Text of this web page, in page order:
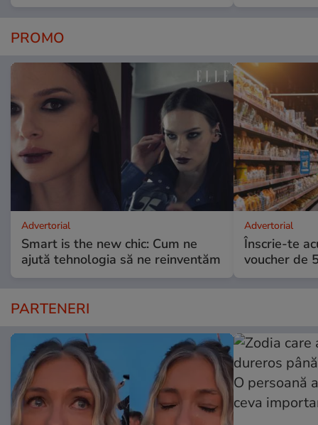
PROMO
Advertorial
Smart is the new chic: Cum ne
ajută tehnologia să ne reinventăm
Advertorial
Înscrie-te
voucher de
PARTENERI